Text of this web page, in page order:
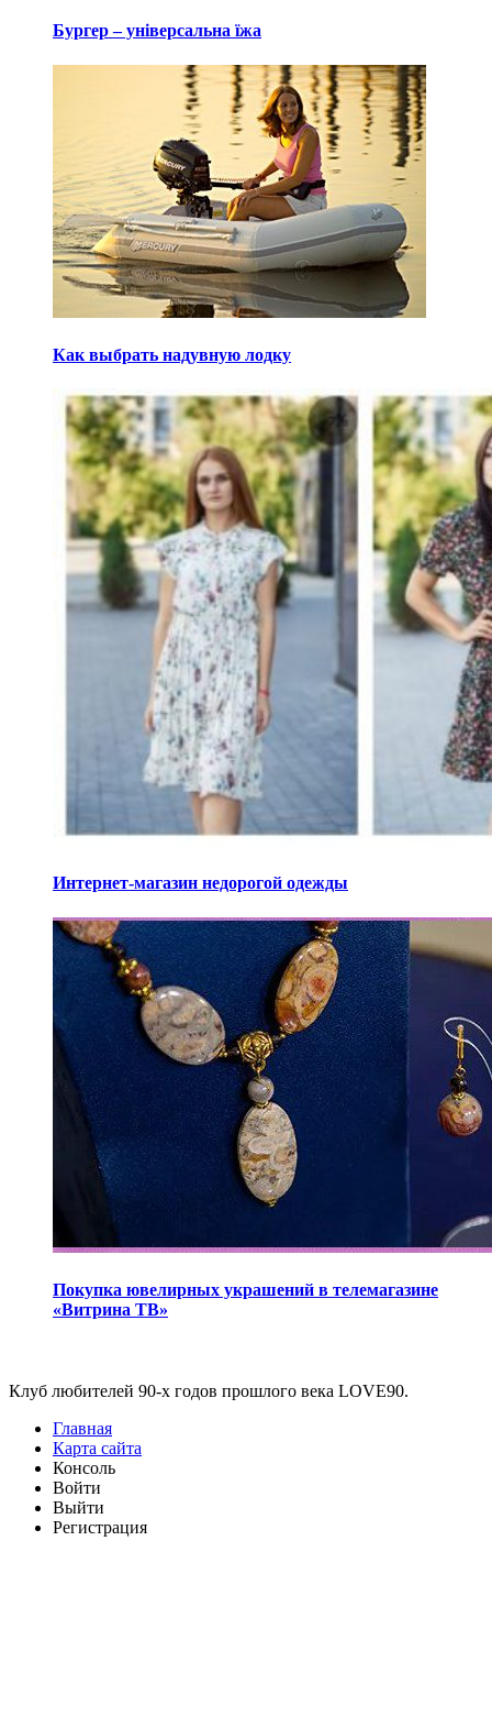
Бургер – універсальна їжа
Как выбрать надувную лодку
Интернет-магазин недорогой одежды
Покупка ювелирных украшений в телемагазине
«Витрина ТВ»
Клуб любителей 90-х годов прошлого века LOVE90.
Главная
Карта сайта
Консоль
Войти
Выйти
Регистрация